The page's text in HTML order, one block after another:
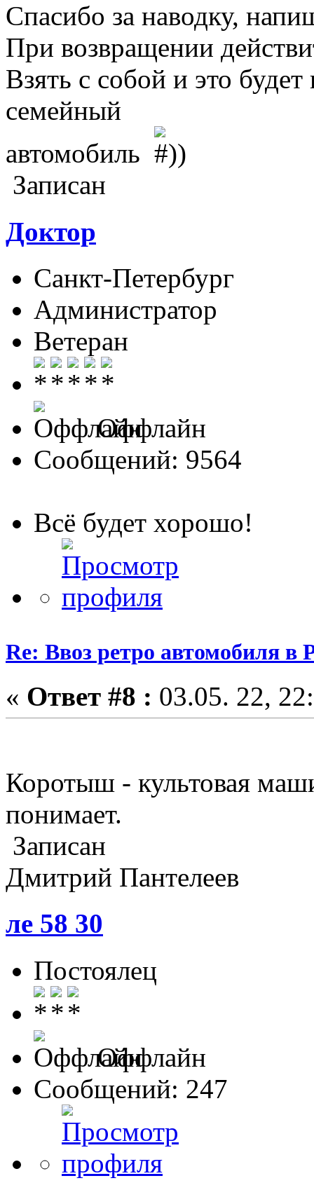
Спасибо за наводку,
При возвращении
Взять с собой и это
семейный
автомобиль
Записан
Доктор
Санкт-Петербург
Администратор
Ветеран
Оффлайн
Сообщений: 9564
Всё будет хорошо!
Re: Ввоз ретро автомобиля
« Ответ #8 : 03.05. 22,
Коротыш - культовая
понимает.
Записан
Дмитрий Пантелеев
ле 58 30
Постоялец
Оффлайн
Сообщений: 247